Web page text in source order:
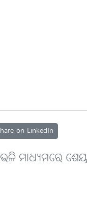
on LinkedIn
ମାଧ୍ୟମରେ